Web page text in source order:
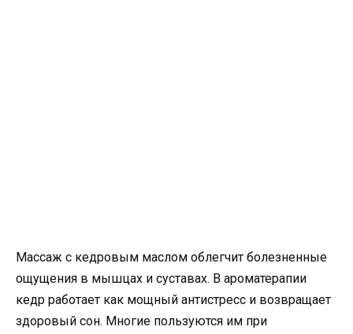
Массаж с кедровым маслом облегчит болезненные
ощущения в мышцах и суставах. В ароматерапии
кедр работает как мощный антистресс и возвращает
здоровый сон. Многие пользуются им при